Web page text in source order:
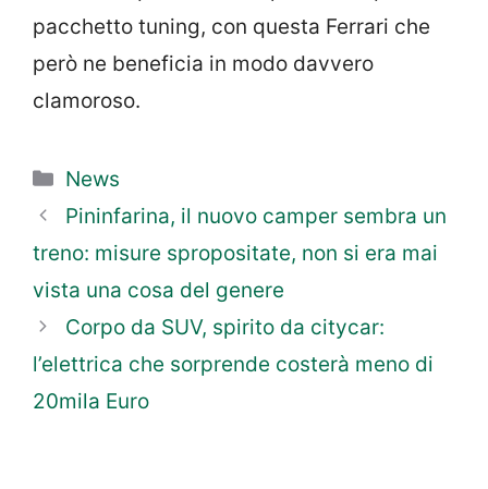
pacchetto tuning, con questa Ferrari che
però ne beneficia in modo davvero
clamoroso.
Categorie
News
Pininfarina, il nuovo camper sembra un
treno: misure spropositate, non si era mai
vista una cosa del genere
Corpo da SUV, spirito da citycar:
l’elettrica che sorprende costerà meno di
20mila Euro